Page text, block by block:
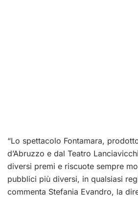
“Lo spettacolo Fontamara,
d’Abruzzo e dal Teatro
diversi premi e riscuote sempre
pubblici più diversi, in qualsiasi
commenta Stefania Evandro, la